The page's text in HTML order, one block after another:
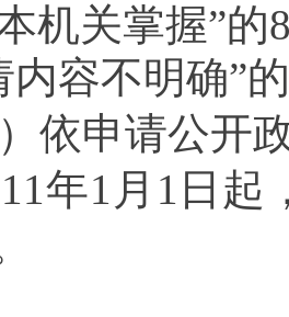
关掌握”的
内容不明确”的
）依申请公开
年1 月 1 日起